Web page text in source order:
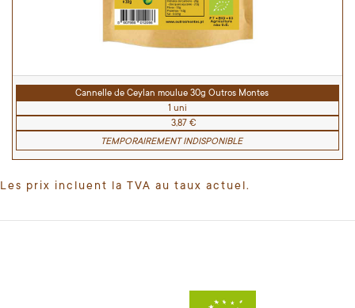
Cannelle de Ceylan moulue 30g Outros Montes
1 uni
3,87 €
TEMPORAIREMENT INDISPONIBLE
Les prix incluent la TVA au taux actuel.